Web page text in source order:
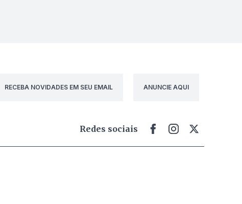
RECEBA NOVIDADES EM SEU EMAIL ANUNCIE AQUI
Redes sociais